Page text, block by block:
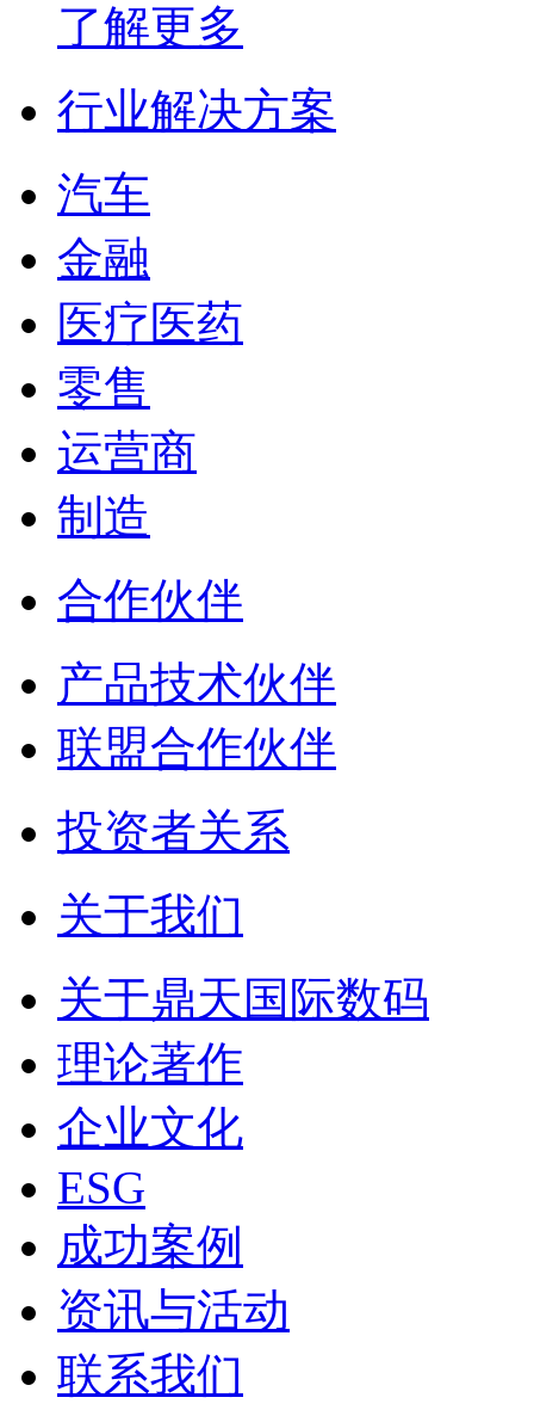
了解更多
行业解决方案
汽车
金融
医疗医药
零售
运营商
制造
合作伙伴
产品技术伙伴
联盟合作伙伴
投资者关系
关于我们
关于鼎天国际数码
理论著作
企业文化
ESG
成功案例
资讯与活动
联系我们